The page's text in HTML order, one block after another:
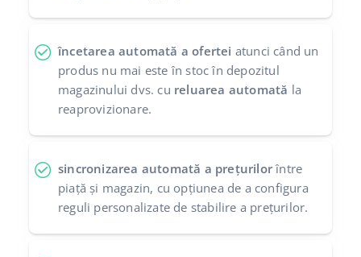
încetarea automată a ofertei atunci când un
produs nu mai este în stoc în depozitul
magazinului dvs. cu reluarea automată la
reaprovizionare.
sincronizarea automată a prețurilorîntre
piață și magazin, cu opțiunea de a configura
reguli personalizate de stabilire a prețurilor.